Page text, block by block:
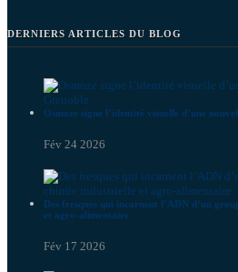
DERNIERS ARTICLES DU BLOG
Osmoze signe l’identité visuelle d’une
Fév 24 2026
Des fresques qui incarnent l’ADN d’un
et agro-alimentaire
Fév 17 2026